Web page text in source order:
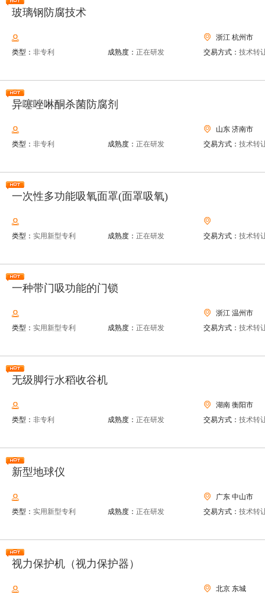
玻璃钢防腐技术
浙江 杭州市
类型： 非专利 成熟度： 正在研发 交易方式： 技术转
异噻唑啉酮杀菌防腐剂
山东 济南市
类型： 非专利 成熟度： 正在研发 交易方式： 技术转
一次性多功能吸氧面罩(面罩吸氧)
类型： 实用新型专利 成熟度： 正在研发 交易方式： 技术转
一种带门吸功能的门锁
浙江 温州市
类型： 实用新型专利 成熟度： 正在研发 交易方式： 技术转
无级脚行水稻收谷机
湖南 衡阳市
类型： 非专利 成熟度： 正在研发 交易方式： 技术转
新型地球仪
广东 中山市
类型： 实用新型专利 成熟度： 正在研发 交易方式： 技术转
视力保护机（视力保护器）
北京 东城